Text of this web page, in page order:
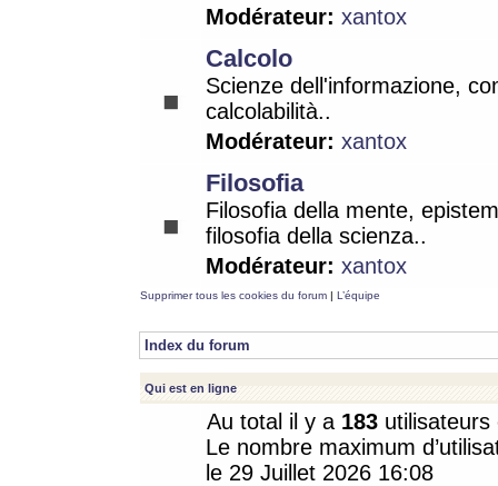
Modérateur: xantox
Calcolo
Scienze dell'informazione,
calcolabilità..
Modérateur: xantox
Filosofia
Filosofia della mente,
filosofia della scienza..
Modérateur: xantox
Supprimer tous les cookies du forum | L’équipe
Index du forum
Qui est en ligne
Au total il y a 183
Le nombre maximum
le 29 Juillet 2026 16:08